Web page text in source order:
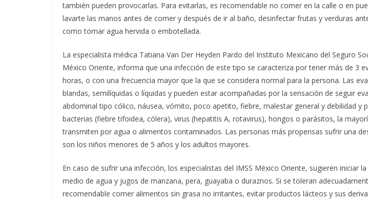
también pueden provocarlas. Para evitarlas, es recomendable no comer en la calle o en
lavarte las manos antes de comer y después de ir al baño, desinfectar frutas y verduras
como tomar agua hervida o embotellada.
La especialista médica Tatiana Van Der Heyden Pardo del Instituto Mexicano del Seguro
México Oriente, informa que una infección de este tipo se caracteriza por tener más de 3
horas, o con una frecuencia mayor que la que se considera normal para la persona. Las
blandas, semilíquidas o líquidas y pueden estar acompañadas por la sensación de seguir
abdominal tipo cólico, náusea, vómito, poco apetito, fiebre, malestar general y debilidad y
bacterias (fiebre tifoidea, cólera), virus (hepatitis A, rotavirus), hongos o parásitos, la
transmiten por agua o alimentos contaminados. Las personas más propensas sufrir una
son los niños menores de 5 años y los adultos mayores.
En caso de sufrir una infección, los especialistas del IMSS México Oriente, sugieren iniciar
medio de agua y jugos de manzana, pera, guayaba o duraznos. Si se toleran
recomendable comer alimentos sin grasa no irritantes, evitar productos lácteos y sus